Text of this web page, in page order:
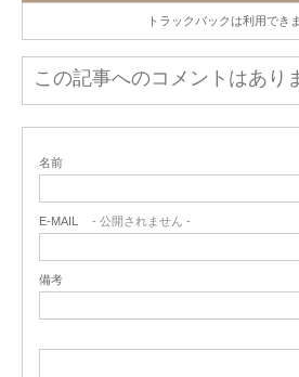
トラックバックは利用でき
この記事へのコメントはあり
名前
E-MAIL - 公開されません -
備考